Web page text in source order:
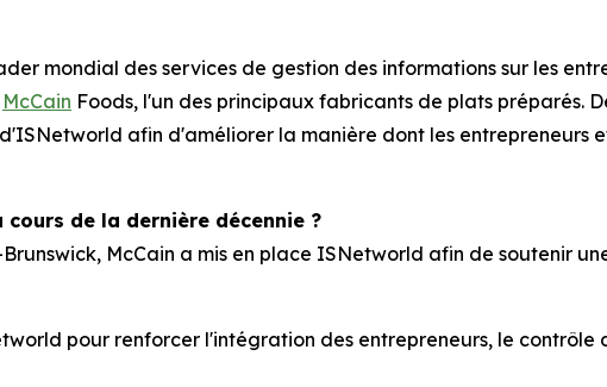
mondial des services de gestion des informations sur les
McCain Foods, l'un des principaux fabricants de plats préparés.
afin d'améliorer la manière dont les entrepreneurs
de la dernière décennie ?
McCain a mis en place ISNetworld afin de soutenir
pour renforcer l'intégration des entrepreneurs, le